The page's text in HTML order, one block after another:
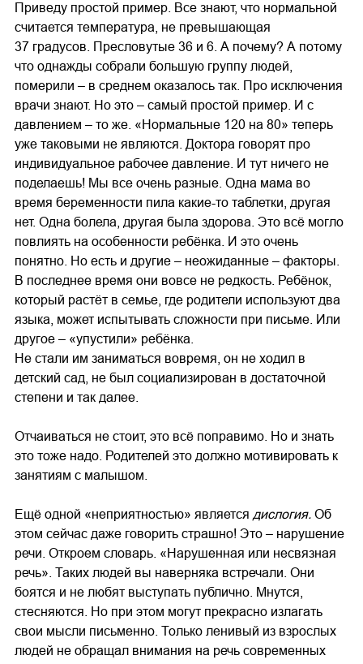
Приведу простой пример. Все знают, что нормальной
считается температура, не превышающая
37 градусов. Пресловутые 36 и 6. А почему? А потому
что однажды собрали большую группу людей,
померили – в среднем оказалось так. Про исключения
врачи знают. Но это – самый простой пример. И с
давлением – то же. «Нормальные 120 на 80» теперь
уже таковыми не являются. Доктора говорят про
индивидуальное рабочее давление. И тут ничего не
поделаешь! Мы все очень разные. Одна мама во
время беременности пила какие-то таблетки, другая
нет. Одна болела, другая была здорова. Это всё могло
повлиять на особенности ребёнка. И это очень
понятно. Но есть и другие – неожиданные – факторы.
В последнее время они вовсе не редкость. Ребёнок,
который растёт в семье, где родители используют два
языка, может испытывать сложности при письме. Или
другое – «упустили» ребёнка.
Не стали им заниматься вовремя, он не ходил в
детский сад, не был социализирован в достаточной
степени и так далее.
Отчаиваться не стоит, это всё поправимо. Но и знать
это тоже надо. Родителей это должно мотивировать к
занятиям с малышом.
Ещё одной «неприятностью» является дислогия. Об
этом сейчас даже говорить страшно! Это – нарушение
речи. Откроем словарь. «Нарушенная или несвязная
речь». Таких людей вы наверняка встречали. Они
боятся и не любят выступать публично. Мнутся,
стесняются. Но при этом могут прекрасно излагать
свои мысли письменно. Только ленивый из взрослых
людей не обращал внимания на речь современных